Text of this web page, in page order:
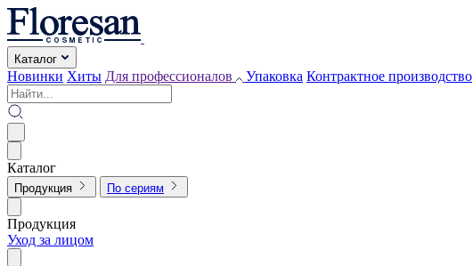
Каталог
Новинки Хиты Для профессионалов Упаковка Контрактное производство
Каталог
Продукция По сериям
Продукция
Уход за лицом